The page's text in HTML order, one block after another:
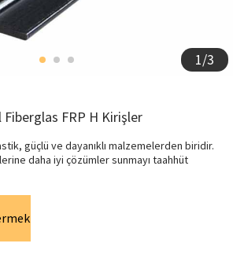
1/3
Fiberglas FRP H Kirişler
güçlü ve dayanıklı malzemelerden biridir.
daha iyi çözümler sunmayı taahhüt